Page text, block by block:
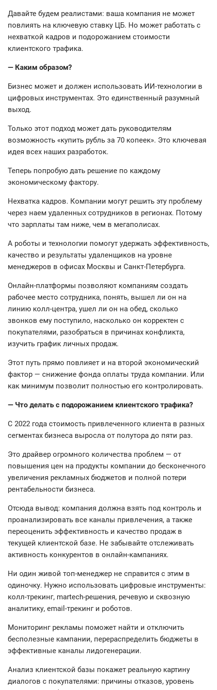
Давайте будем реалистами: ваша компания не может
повлиять на ключевую ставку ЦБ. Но может работать с
нехваткой кадров и подорожанием стоимости
клиентского трафика.
— Каким образом?
Бизнес может и должен использовать ИИ-технологии в
цифровых инструментах. Это единственный разумный
выход.
Только этот подход может дать руководителям
возможность «купить рубль за 70 копеек». Это ключевая
идея всех наших разработок.
Теперь попробую дать решение по каждому
экономическому фактору.
Нехватка кадров. Компании могут решить эту проблему
через наем удаленных сотрудников в регионах. Потому
что зарплаты там ниже, чем в мегаполисах.
А роботы и технологии помогут удержать эффективность,
качество и результаты удаленщиков на уровне
менеджеров в офисах Москвы и Санкт-Петербурга.
Онлайн-платформы позволяют компаниям создать
рабочее место сотрудника, понять, вышел ли он на
линию колл-центра, ушел ли он на обед, сколько
звонков ему поступило, насколько он корректен с
покупателями, разобраться в причинах конфликта,
изучить график личных продаж.
Этот путь прямо повлияет и на второй экономический
фактор — снижение фонда оплаты труда компании. Или
как минимум позволит полностью его контролировать.
— Что делать с подорожанием клиентского трафика?
С 2022 года стоимость привлеченного клиента в разных
сегментах бизнеса выросла от полутора до пяти раз.
Это драйвер огромного количества проблем — от
повышения цен на продукты компании до бесконечного
увеличения рекламных бюджетов и полной потери
рентабельности бизнеса.
Отсюда вывод: компания должна взять под контроль и
проанализировать все каналы привлечения, а также
переоценить эффективность и качество продаж в
текущей клиентской базе. Не забывайте отслеживать
активность конкурентов в онлайн-кампаниях.
Ни один живой топ-менеджер не справится с этим в
одиночку. Нужно использовать цифровые инструменты:
колл-трекинг, martech-решения, речевую и сквозную
аналитику, email-трекинг и роботов.
Мониторинг рекламы поможет найти и отключить
бесполезные кампании, перераспределить бюджеты в
эффективные каналы лидогенерации.
Анализ клиентской базы покажет реальную картину
диалогов с покупателями: причины отказов, уровень